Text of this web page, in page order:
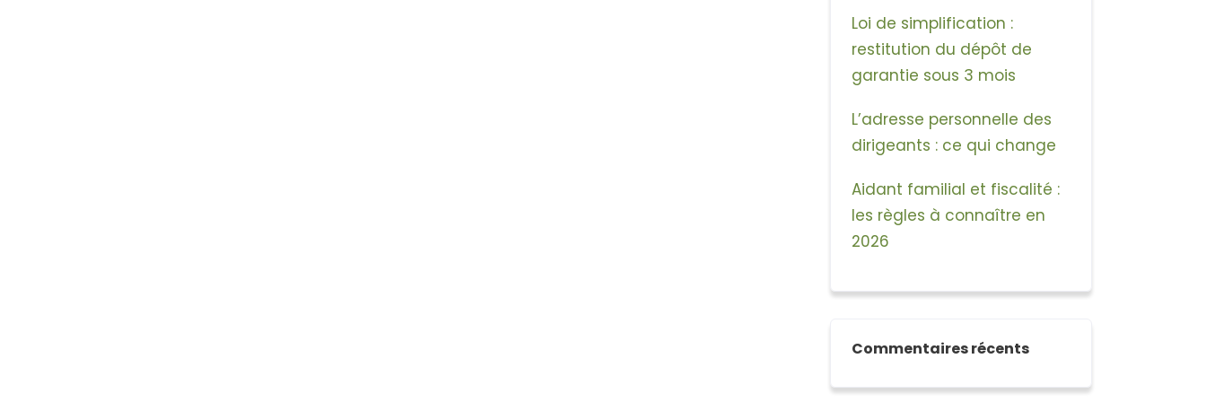
Loi de simplification :
restitution du dépôt de
garantie sous 3 mois
L’adresse personnelle des
dirigeants : ce qui change
Aidant familial et fiscalité :
les règles à connaître en
2026
Commentaires récents